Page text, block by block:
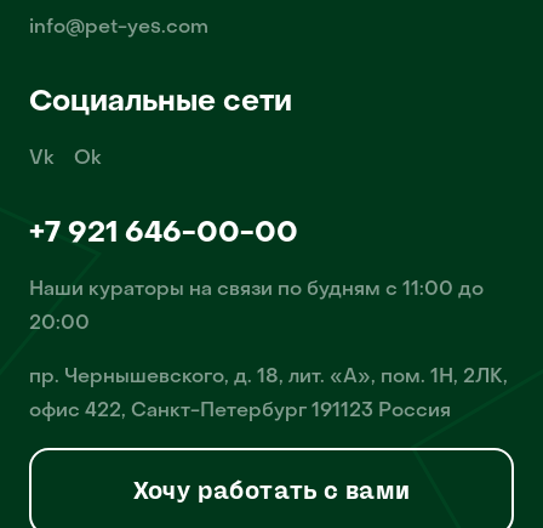
info@pet-yes.com
Социальные сети
Vk Ok
+7 921 646-00-00
Наши кураторы на связи по будням с 11:00 до
20:00
пр. Чернышевского, д. 18, лит. «А», пом. 1Н, 2ЛК,
офис 422, Санкт-Петербург 191123 Россия
Хочу работать с вами